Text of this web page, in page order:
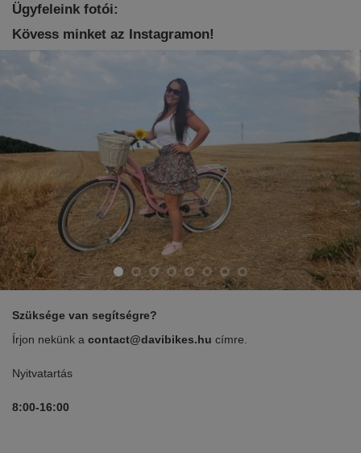
Ügyfeleink fotói:
Kövess minket az Instagramon!
Szüksége van segítségre?
Írjon nekünk a contact@davibikes.hu címre.
Nyitvatartás
8:00-16:00